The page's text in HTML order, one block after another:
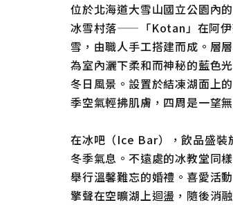
位於北海道大雪山國立公園內
冰雪村落——「Kotan」在阿伊
雪，由職人手工搭建而成。層
為室內灑下柔和而神秘的藍色
冬日風景。設置於結凍湖面上
季空氣輕拂肌膚，四周是一望
在冰吧（Ice Bar），飲品盛裝
冬季氣息。不遠處的冰教堂同
舉行溫馨難忘的婚禮。喜愛活
擎聲在空曠湖上迴盪，隨後消